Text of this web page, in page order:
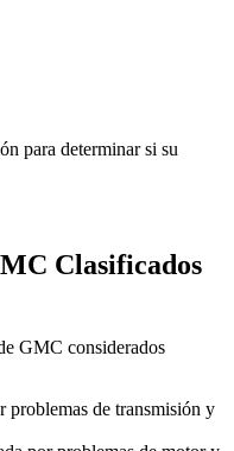
para determinar si su
Clasificados
GMC considerados
de transmisión y